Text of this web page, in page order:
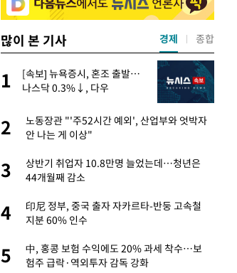
많이 본 기사
1
[속보] 뉴욕증시, 혼조 출발…
나스닥 0.3%↓, 다우
2
노동장관 "'주52시간 예외', 산업부와 엇박자
안 나는 게 이상"
3
상반기 취업자 10.8만명 늘었는데…청년은
44개월째 감소
4
印尼 정부, 중국 출자 자카르타-반둥 고속철
지분 60% 인수
5
中, 홍콩 보험 수익에도 20% 과세 착수…보
험주 급락·역외투자 감독 강화
경제 종합